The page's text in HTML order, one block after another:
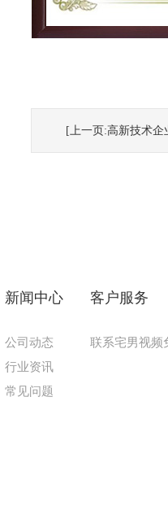
[上一页:高新技术企
新闻中心
公司动态
行业资讯
常见问题
客户服务
联系宅男视频